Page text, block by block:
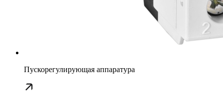
Пускорегулирующая аппаратура